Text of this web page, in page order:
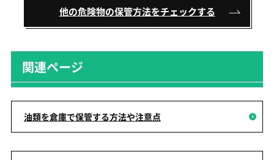
他の危険物の保管方法をチェックする
関連ページ
油類を倉庫で保管する方法や注意点